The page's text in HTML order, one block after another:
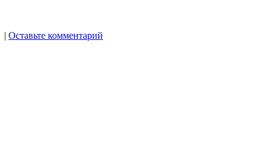
| Оставьте комментарий